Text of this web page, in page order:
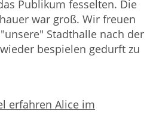
Publikum fesselten. Die
war groß. Wir freuen
Stadthalle nach der
bespielen gedurft zu